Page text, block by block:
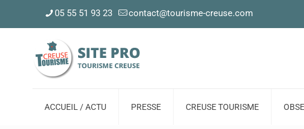
05 55 51 93 23 contact@tourisme-creuse.com
ACCUEIL / ACTU PRESSE CREUSE TOURISME